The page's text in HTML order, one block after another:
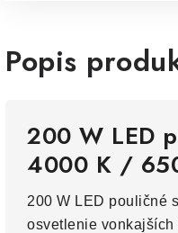
Popis
200 W LED
4000 K /
200 W LED pouličné
osvetlenie vonkajších